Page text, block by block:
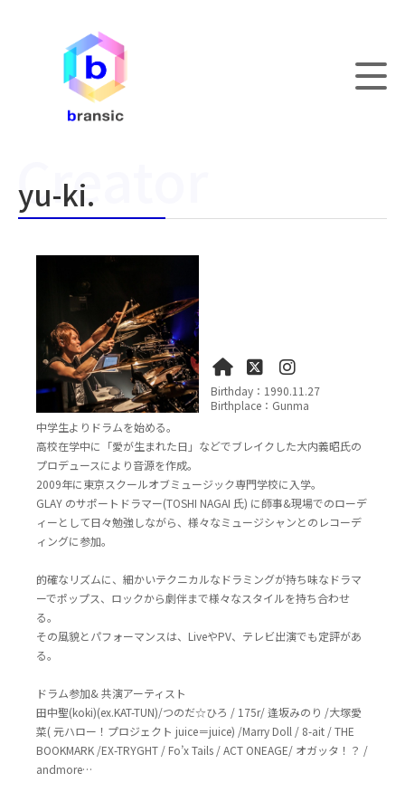
yu-ki.
Birthday：1990.11.27
Birthplace：Gunma
中学生よりドラムを始める。
高校在学中に「愛が生まれた日」などでブレイクした大内義昭氏の
プロデュースにより音源を作成。
2009年に東京スクールオブミュージック専門学校に入学。
GLAY のサポートドラマー(TOSHI NAGAI 氏) に師事&現場でのローデ
ィーとして日々勉強しながら、様々なミュージシャンとのレコーデ
ィングに参加。
的確なリズムに、細かいテクニカルなドラミングが持ち味なドラマ
ーでポップス、ロックから劇伴まで様々なスタイルを持ち合わせ
る。
その風貌とパフォーマンスは、LiveやPV、テレビ出演でも定評があ
る。
ドラム参加& 共演アーティスト
田中聖(koki)(ex.KAT-TUN)/つのだ☆ひろ / 175r/ 逢坂みのり /大塚愛
菜( 元ハロー！プロジェクト juice＝juice) /Marry Doll / 8-ait / THE
BOOKMARK /EX-TRYGHT / Fo’x Tails / ACT ONEAGE/ オガッタ！？ /
andmore…